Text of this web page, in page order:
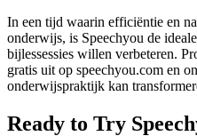
In een tijd waarin efficiëntie en
onderwijs, is Speechyou de
bijlessessies willen verbeteren.
gratis uit op speechyou.com en
onderwijspraktijk kan
Ready to Try